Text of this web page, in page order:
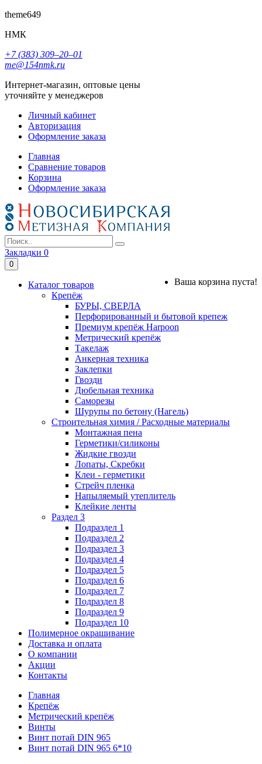
theme649
НМК
+7 (383) 309‒20‒01
me@154nmk.ru
Интернет-магазин, оптовые цены
уточняйте у менеджеров
Личный кабинет
Авторизация
Оформление заказа
Главная
Сравнение товаров
Корзина
Оформление заказа
Закладки 0
0
Ваша корзина пуста!
Каталог товаров
Крепёж
БУРЫ, СВЕРЛА
Перфорированный и бытовой крепеж
Премиум крепёж Harpoon
Метрический крепёж
Такелаж
Анкерная техника
Заклепки
Гвозди
Дюбельная техника
Саморезы
Шурупы по бетону (Нагель)
Строительная химия / Расходные материалы
Монтажная пена
Герметики/силиконы
Жидкие гвозди
Лопаты, Скребки
Клеи - герметики
Стрейч пленка
Напыляемый утеплитель
Клейкие ленты
Раздел 3
Подраздел 1
Подраздел 2
Подраздел 3
Подраздел 4
Подраздел 5
Подраздел 6
Подраздел 7
Подраздел 8
Подраздел 9
Подраздел 10
Полимерное окрашивание
Доставка и оплата
О компании
Акции
Контакты
Главная
Крепёж
Метрический крепёж
Винты
Винт потай DIN 965
Винт потай DIN 965 6*10